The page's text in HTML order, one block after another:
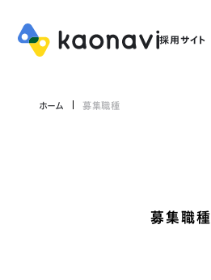
ホーム 募集職種
募集職種